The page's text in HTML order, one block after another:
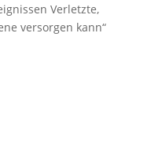
Verletzte,
versorgen kann“